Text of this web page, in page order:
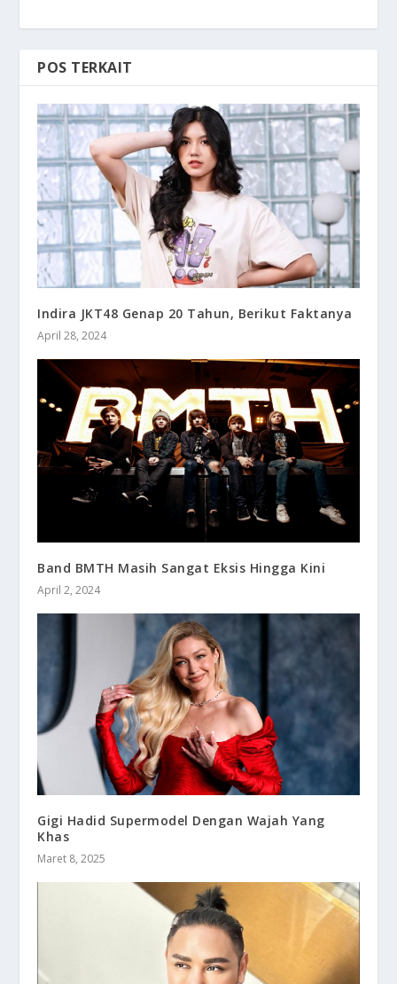
POS TERKAIT
Indira JKT48 Genap 20 Tahun, Berikut Faktanya
April 28, 2024
Band BMTH Masih Sangat Eksis Hingga Kini
April 2, 2024
Gigi Hadid Supermodel Dengan Wajah Yang
Khas
Maret 8, 2025